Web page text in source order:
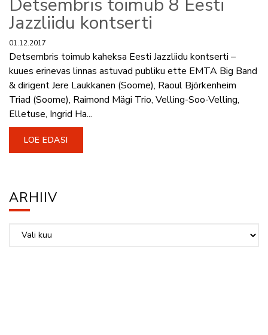
Jazzliidu kontserti
01.12.2017
Detsembris toimub kaheksa Eesti Jazzliidu kontserti –
kuues erinevas linnas astuvad publiku ette EMTA Big Band
& dirigent Jere Laukkanen (Soome), Raoul Björkenheim
Triad (Soome), Raimond Mägi Trio, Velling-Soo-Velling,
Elletuse, Ingrid Ha...
LOE EDASI
ARHIIV